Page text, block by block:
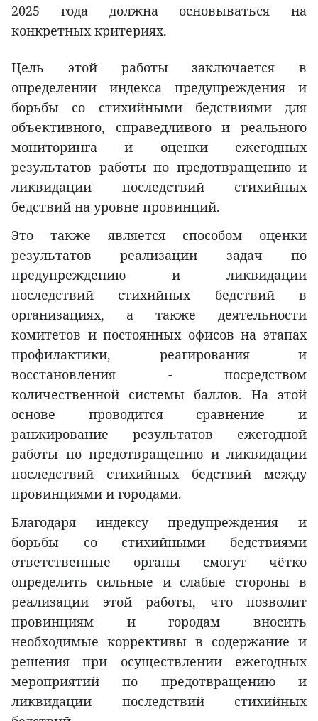
2025 года должна основываться на
конкретных критериях.
Цель этой работы заключается в
определении индекса предупреждения и
борьбы со стихийными бедствиями для
объективного, справедливого и реального
мониторинга и оценки ежегодных
результатов работы по предотвращению и
ликвидации последствий стихийных
бедствий на уровне провинций.
Это также является способом оценки
результатов реализации задач по
предупреждению и ликвидации
последствий стихийных бедствий в
организациях, а также деятельности
комитетов и постоянных офисов на этапах
профилактики, реагирования и
восстановления - посредством
количественной системы баллов. На этой
основе проводится сравнение и
ранжирование результатов ежегодной
работы по предотвращению и ликвидации
последствий стихийных бедствий между
провинциями и городами.
Благодаря индексу предупреждения и
борьбы со стихийными бедствиями
ответственные органы смогут чётко
определить сильные и слабые стороны в
реализации этой работы, что позволит
провинциям и городам вносить
необходимые коррективы в содержание и
решения при осуществлении ежегодных
мероприятий по предотвращению и
ликвидации последствий стихийных